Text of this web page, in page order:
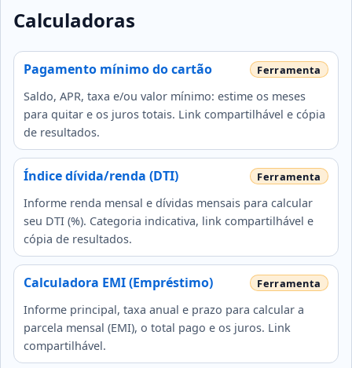
Calculadoras
Pagamento mínimo do cartão
Saldo, APR, taxa e/ou valor mínimo: estime os meses
para quitar e os juros totais. Link compartilhável e cópia
de resultados.
Índice dívida/renda (DTI)
Informe renda mensal e dívidas mensais para calcular
seu DTI (%). Categoria indicativa, link compartilhável e
cópia de resultados.
Calculadora EMI (Empréstimo)
Informe principal, taxa anual e prazo para calcular a
parcela mensal (EMI), o total pago e os juros. Link
compartilhável.